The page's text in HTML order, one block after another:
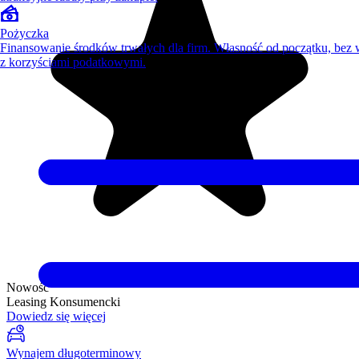
Nowość
Leasing Konsumencki
Dowiedz się więcej
Wynajem długoterminowy
Pożyczka
Finansowanie środków trwałych dla firm. Własność od początku, bez
z korzyściami podatkowymi.